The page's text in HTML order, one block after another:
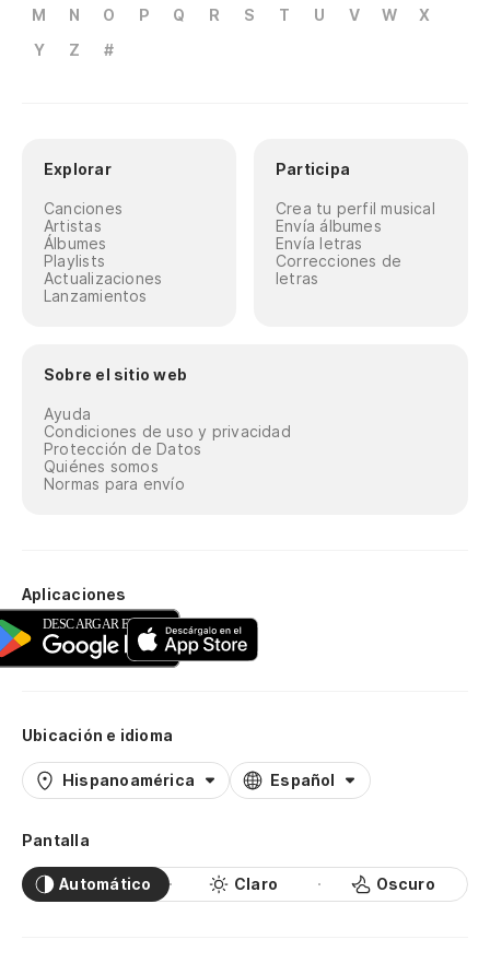
M
N O P Q R S T U V W
X
Y
Z #
Explorar
Canciones
Artistas
Álbumes
Playlists
Actualizaciones
Lanzamientos
Participa
Crea tu perfil musical
Envía álbumes
Envía letras
Correcciones de
letras
Sobre el sitio web
Ayuda
Condiciones de uso y privacidad
Protección de Datos
Quiénes somos
Normas para envío
Aplicaciones
Ubicación e idioma
Hispanoamérica Español
Pantalla
Automático Claro Oscuro